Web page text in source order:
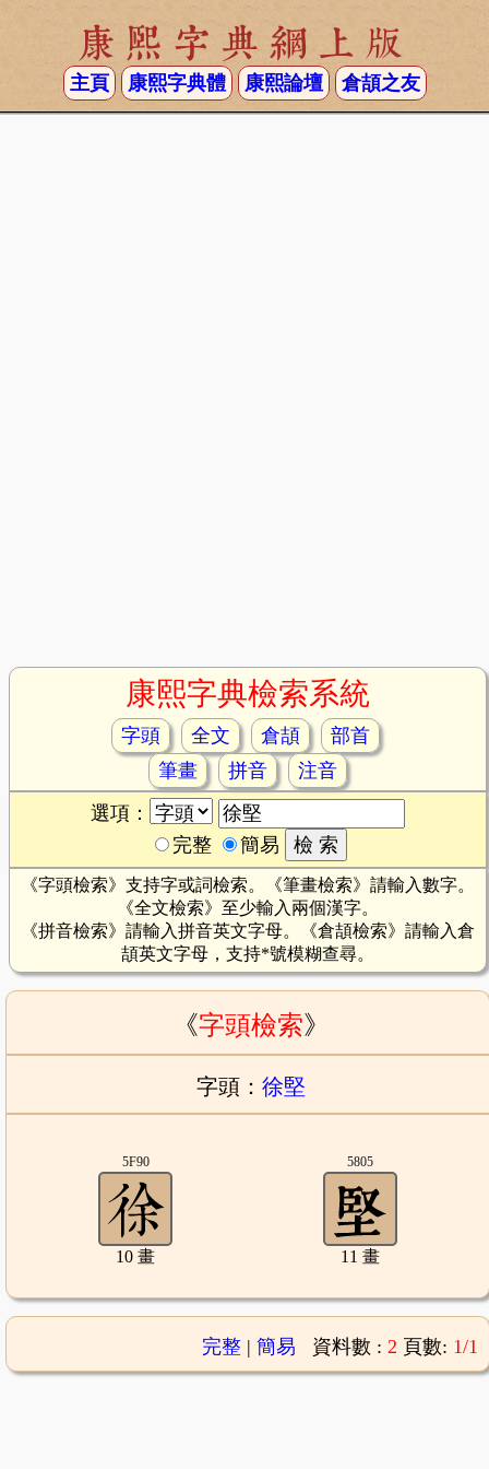
康熙字典網上版
主頁 康熙字典體 康熙論壇 倉頡之友
康熙字典檢索系統
字頭 全文 倉頡
部首
筆畫
拼音
注音
選項：
完整
簡易
《字頭檢索》支持字或詞檢索。《筆畫檢索》請輸入數字。
《全文檢索》至少輸入兩個漢字。
《拼音檢索》請輸入拼音英文字母。《倉頡檢索》請輸入倉
頡英文字母，支持*號模糊查尋。
《字頭檢索》
字頭： 徐堅
5F90
10 畫
5805
11 畫
完整| 簡易 資料數 : 2 頁數: 1/1